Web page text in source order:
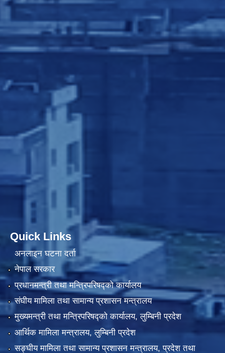
Quick Links
अनलाइन घटना दर्ता
नेपाल सरकार
प्रधानमन्त्री तथा मन्त्रिपरिषद्को कार्यालय
संघीय मामिला तथा सामान्य प्रशासन मन्त्रालय
मुख्यमन्त्री तथा मन्त्रिपरिषद्को कार्यालय, लुम्बिनी प्रदेश
आर्थिक मामिला मन्त्रालय, लुम्बिनी प्रदेश
सङ्घीय मामिला तथा सामान्य प्रशासन मन्त्रालय, प्रदेश तथा